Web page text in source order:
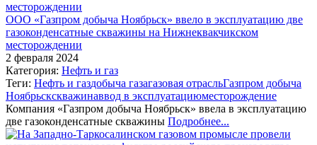
ООО «Газпром добыча Ноябрьск» ввело в эксплуатацию две
газоконденсатные скважины на Нижнеквакчикском
месторождении
2 февраля 2024
Категория: Нефть и газ
Теги: Нефть и газдобыча газагазовая отрасльГазпром добыча
Ноябрьскскважинаввод в эксплуатациюместорождение
Компания «Газпром добыча Ноябрьск» ввела в эксплуатацию
две газоконденсатные скважины Подробнее...